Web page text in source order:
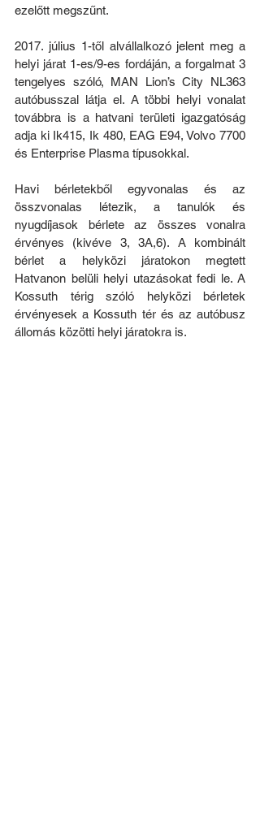
ezelőtt megszűnt.
2017. július 1-től alvállalkozó jelent meg a
helyi járat 1-es/9-es fordáján, a forgalmat 3
tengelyes szóló, MAN Lion’s City NL363
autóbusszal látja el. A többi helyi vonalat
továbbra is a hatvani területi igazgatóság
adja ki Ik415, Ik 480, EAG E94, Volvo 7700
és Enterprise Plasma típusokkal.
Havi bérletekből egyvonalas és az
összvonalas létezik, a tanulók és
nyugdíjasok bérlete az összes vonalra
érvényes (kivéve 3, 3A,6). A kombinált
bérlet a helyközi járatokon megtett
Hatvanon belüli helyi utazásokat fedi le. A
Kossuth térig szóló helyközi bérletek
érvényesek a Kossuth tér és az autóbusz
állomás közötti helyi járatokra is.